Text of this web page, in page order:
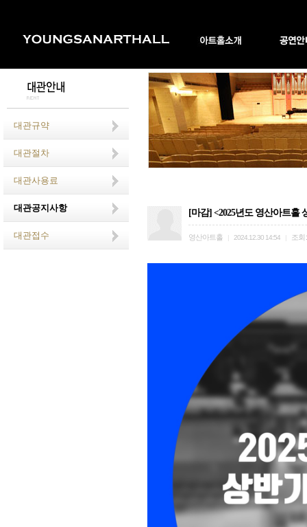
대관규약
대관절차
대관사용료
대관공지사항
대관접수
[마감] <2025년도 영산아트홀
영산아트홀 2024.12.30 14:54 조회